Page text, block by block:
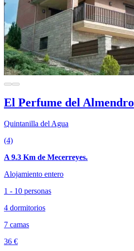
El Perfume del Almendro
Quintanilla del Agua
(4)
A 9.3 Km de Mecerreyes.
Alojamiento entero
1 - 10 personas
4 dormitorios
7 camas
36 €